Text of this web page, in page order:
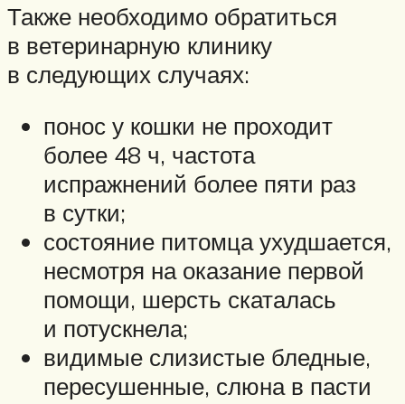
Также необходимо обратиться
в ветеринарную клинику
в следующих случаях:
понос у кошки не проходит
более 48 ч, частота
испражнений более пяти раз
в сутки;
состояние питомца ухудшается,
несмотря на оказание первой
помощи, шерсть скаталась
и потускнела;
видимые слизистые бледные,
пересушенные, слюна в пасти